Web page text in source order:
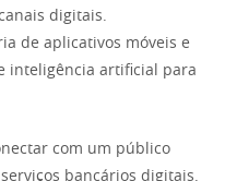
digitais.
de aplicativos móveis e
inteligência artificial para
com um público
bancários digitais.